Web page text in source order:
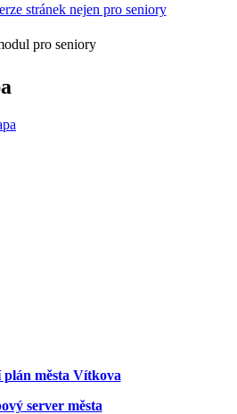
stránek nejen pro seniory
plán města Vítkova
server města